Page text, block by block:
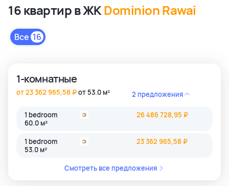
16 квартир в ЖКDominion Rawai
Все 16
1-комнатные
от 53.0 м²
от 23 362 965,58 ₽ 2 предложения
1 bedroom
60.0 м²
26 486 728,95 ₽
1 bedroom
53.0 м²
23 362 965,58 ₽
Смотреть все предложения